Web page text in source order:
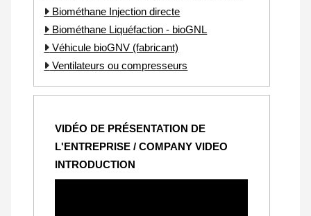
Biométhane Injection directe
Biométhane Liquéfaction - bioGNL
Véhicule bioGNV (fabricant)
Ventilateurs ou compresseurs
VIDÉO DE PRÉSENTATION DE
L'ENTREPRISE / COMPANY VIDEO
INTRODUCTION